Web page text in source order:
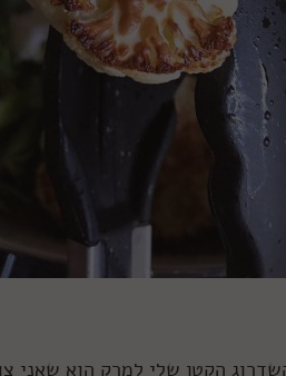
הקטן שלי למרק הוא שאני